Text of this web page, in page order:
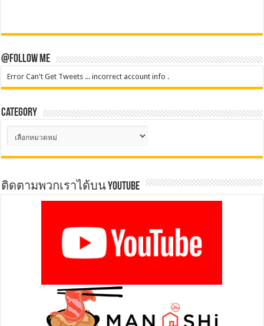
@Follow Me
Error Can't Get Tweets ... incorrect account info .
Category
Category
ติดตามพวกเราได้บน YOUTUBE